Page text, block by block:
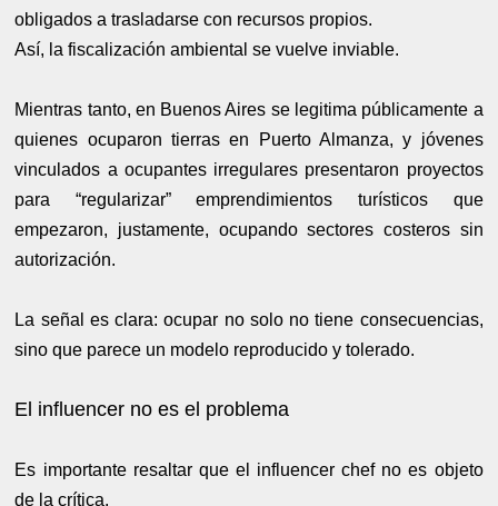
obligados a trasladarse con recursos propios.
Así, la fiscalización ambiental se vuelve inviable.
Mientras tanto, en Buenos Aires se legitima públicamente a
quienes ocuparon tierras en Puerto Almanza, y jóvenes
vinculados a ocupantes irregulares presentaron proyectos
para “regularizar” emprendimientos turísticos que
empezaron, justamente, ocupando sectores costeros sin
autorización.
La señal es clara: ocupar no solo no tiene consecuencias,
sino que parece un modelo reproducido y tolerado.
El influencer no es el problema
Es importante resaltar que el influencer chef no es objeto
de la crítica.